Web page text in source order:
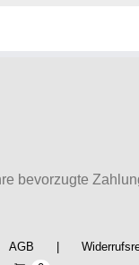
bevorzugte
AGB